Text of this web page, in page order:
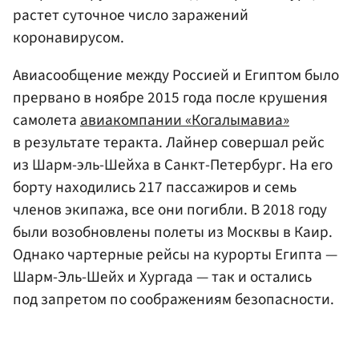
растет суточное число заражений
коронавирусом.
Авиасообщение между Россией и Египтом было
прервано в ноябре 2015 года после крушения
самолетаавиакомпании «Когалымавиа»
в результате теракта. Лайнер совершал рейс
из Шарм-эль-Шейха в Санкт-Петербург. На его
борту находились 217 пассажиров и семь
членов экипажа, все они погибли. В 2018 году
были возобновлены полеты из Москвы в Каир.
Однако чартерные рейсы на курорты Египта —
Шарм-Эль-Шейх и Хургада — так и остались
под запретом по соображениям безопасности.